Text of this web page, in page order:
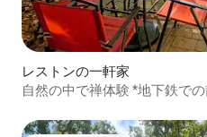
レストンの一軒家
自然の中で禅体験 *地下鉄で